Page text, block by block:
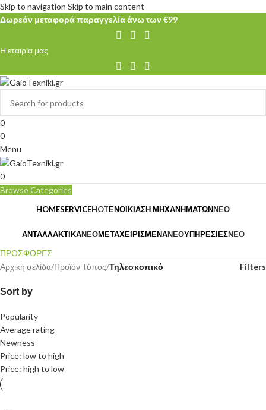
Skip to navigation Skip to main content
Δωρεάν μεταφορά παραγγελία άνω των €99
Η εταιρία μας
0
0
Menu
0
Browse Categories
HOMESERVICEHOTΕΝΟΙΚΊΑΣΗ ΜΗΧΑΝΗΜΆΤΩΝΝΈΟ
ΑΝΤΑΛΛΑΚΤΙΚΆΝΈΟΜΕΤΑΧΕΙΡΙΣΜΈΝΑΝΈΟΥΠΗΡΕΣΊΕΣΝΈΟ
ΠΡΟΣΦΟΡΕΣ
Αρχική σελίδα/Προϊόν Τύπος/Τηλεσκοπικό Filters
Sort by
Popularity
Average rating
Newness
Price: low to high
Price: high to low